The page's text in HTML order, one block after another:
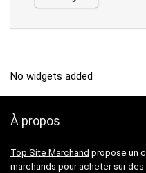
No widgets added
À propos
Top Site Marchand propose un
marchands pour acheter sur